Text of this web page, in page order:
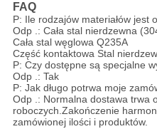
FAQ
P: Ile rodzajów materiałów jest
Odp .: Cała stal nierdzewna
Cała stal węglowa Q235A
Część kontaktowa Stal
P: Czy dostępne są specjalne
Odp .: Tak
P: Jak długo potrwa moje
Odp .: Normalna dostawa trwa
roboczych.Zakończenie
zamówionej ilości i produktów.